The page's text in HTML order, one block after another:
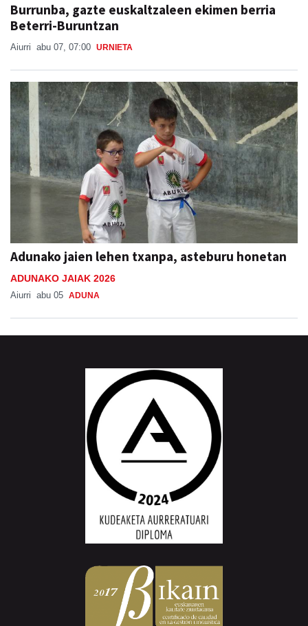
Burrunba, gazte euskaltzaleen ekimen berria
Beterri-Buruntzan
Aiurri abu 07, 07:00 URNIETA
Adunako jaien lehen txanpa, asteburu honetan
ADUNAKO JAIAK 2026
Aiurri abu 05 ADUNA